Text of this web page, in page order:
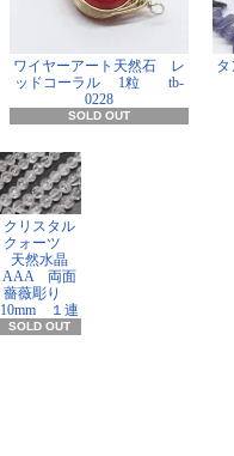
ワイヤーアート天然石 レ
ッドコーラル 1粒 tb-
0228
SOLD OUT
クリスタル
クォーツ
天然水晶
AAA 両面
薔薇彫り
10mm １連
SOLD OUT